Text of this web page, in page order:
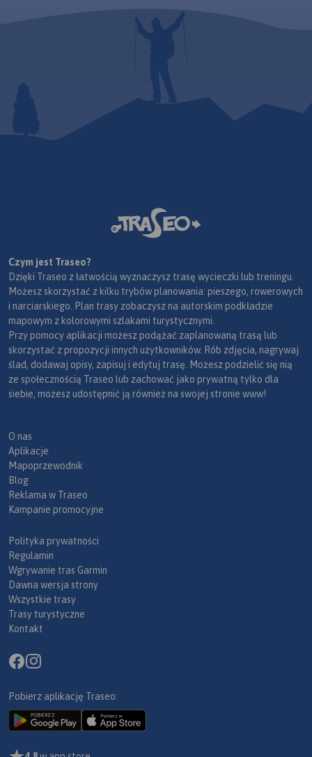
Czym jest Traseo?
Dzięki Traseo z łatwością wyznaczysz trasę wycieczki lub treningu.
Możesz skorzystać z kilku trybów planowania: pieszego, rowerowych
i narciarskiego. Plan trasy zobaczysz na autorskim podkładzie
mapowym z kolorowymi szlakami turystycznymi.
Przy pomocy aplikacji możesz podążać zaplanowaną trasą lub
skorzystać z propozycji innych użytkowników. Rób zdjęcia, nagrywaj
ślad, dodawaj opisy, zapisuj i edytuj trasę. Możesz podzielić się nią
ze społecznością Traseo lub zachować jako prywatną tylko dla
siebie, możesz udostępnić ją również na swojej stronie www!
O nas
Aplikacje
Mapoprzewodnik
Blog
Reklama w Traseo
Kampanie promocyjne
Polityka prywatności
Regulamin
Wgrywanie tras Garmin
Dawna wersja strony
Wszystkie trasy
Trasy turystyczne
Kontakt
Pobierz aplikację Traseo: